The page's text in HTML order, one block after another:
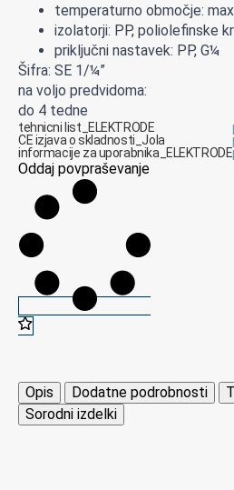
temperaturno območje:
izolatorji: PP, poliolefinske
priključni nastavek: PP, G¼
Šifra: SE 1/¼”
na voljo predvidoma:
do 4 tedne
tehnicni list_ELEKTRODE
CE izjava o skladnosti_Jola
informacije za uporabnika_ELEKTRODE
Oddaj povpraševanje
Opis Dodatne podrobnosti
Sorodni izdelki